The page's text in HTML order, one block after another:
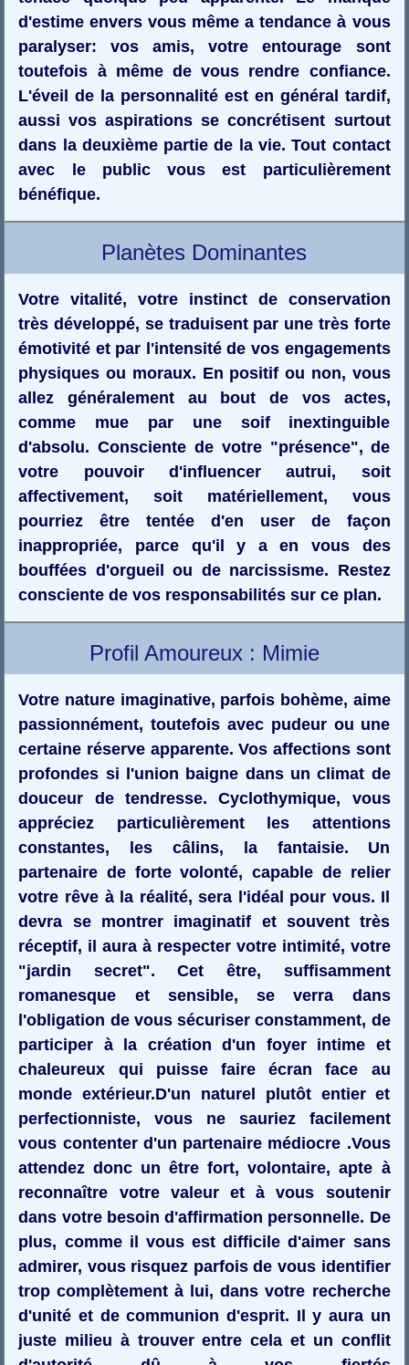
d'estime envers vous même a tendance à vous
paralyser: vos amis, votre entourage sont
toutefois à même de vous rendre confiance.
L'éveil de la personnalité est en général tardif,
aussi vos aspirations se concrétisent surtout
dans la deuxième partie de la vie. Tout contact
avec le public vous est particulièrement
bénéfique.
Planètes Dominantes
Votre vitalité, votre instinct de conservation
très développé, se traduisent par une très forte
émotivité et par l'intensité de vos engagements
physiques ou moraux. En positif ou non, vous
allez généralement au bout de vos actes,
comme mue par une soif inextinguible
d'absolu. Consciente de votre "présence", de
votre pouvoir d'influencer autrui, soit
affectivement, soit matériellement, vous
pourriez être tentée d'en user de façon
inappropriée, parce qu'il y a en vous des
bouffées d'orgueil ou de narcissisme. Restez
consciente de vos responsabilités sur ce plan.
Profil Amoureux : Mimie
Votre nature imaginative, parfois bohème, aime
passionnément, toutefois avec pudeur ou une
certaine réserve apparente. Vos affections sont
profondes si l'union baigne dans un climat de
douceur de tendresse. Cyclothymique, vous
appréciez particulièrement les attentions
constantes, les câlins, la fantaisie. Un
partenaire de forte volonté, capable de relier
votre rêve à la réalité, sera l'idéal pour vous. Il
devra se montrer imaginatif et souvent très
réceptif, il aura à respecter votre intimité, votre
"jardin secret". Cet être, suffisamment
romanesque et sensible, se verra dans
l'obligation de vous sécuriser constamment, de
participer à la création d'un foyer intime et
chaleureux qui puisse faire écran face au
monde extérieur.D'un naturel plutôt entier et
perfectionniste, vous ne sauriez facilement
vous contenter d'un partenaire médiocre .Vous
attendez donc un être fort, volontaire, apte à
reconnaître votre valeur et à vous soutenir
dans votre besoin d'affirmation personnelle. De
plus, comme il vous est difficile d'aimer sans
admirer, vous risquez parfois de vous identifier
trop complètement à lui, dans votre recherche
d'unité et de communion d'esprit. Il y aura un
juste milieu à trouver entre cela et un conflit